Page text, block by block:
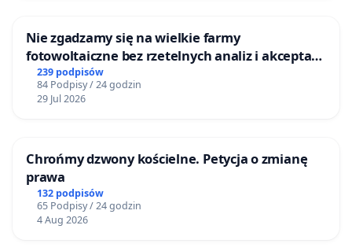
Nie zgadzamy się na wielkie farmy
fotowoltaiczne bez rzetelnych analiz i akceptacji
mieszkańców
239 podpisów
84 Podpisy / 24 godzin
29 Jul 2026
Chrońmy dzwony kościelne. Petycja o zmianę
prawa
132 podpisów
65 Podpisy / 24 godzin
4 Aug 2026